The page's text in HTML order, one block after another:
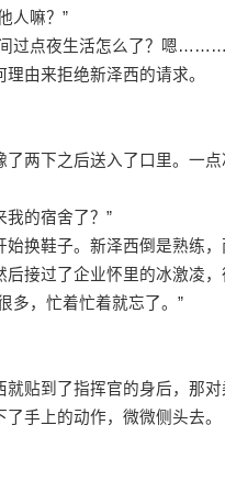
人嘛？”
过点夜生活怎么了？嗯
由来拒绝新泽西的请求。
两下之后送入了口里。一
我的宿舍了？”
换鞋子。新泽西倒是熟练
接过了企业怀里的冰激凌，
多，忙着忙着就忘了。”
贴到了指挥官的身后，那
手上的动作，微微侧头去。